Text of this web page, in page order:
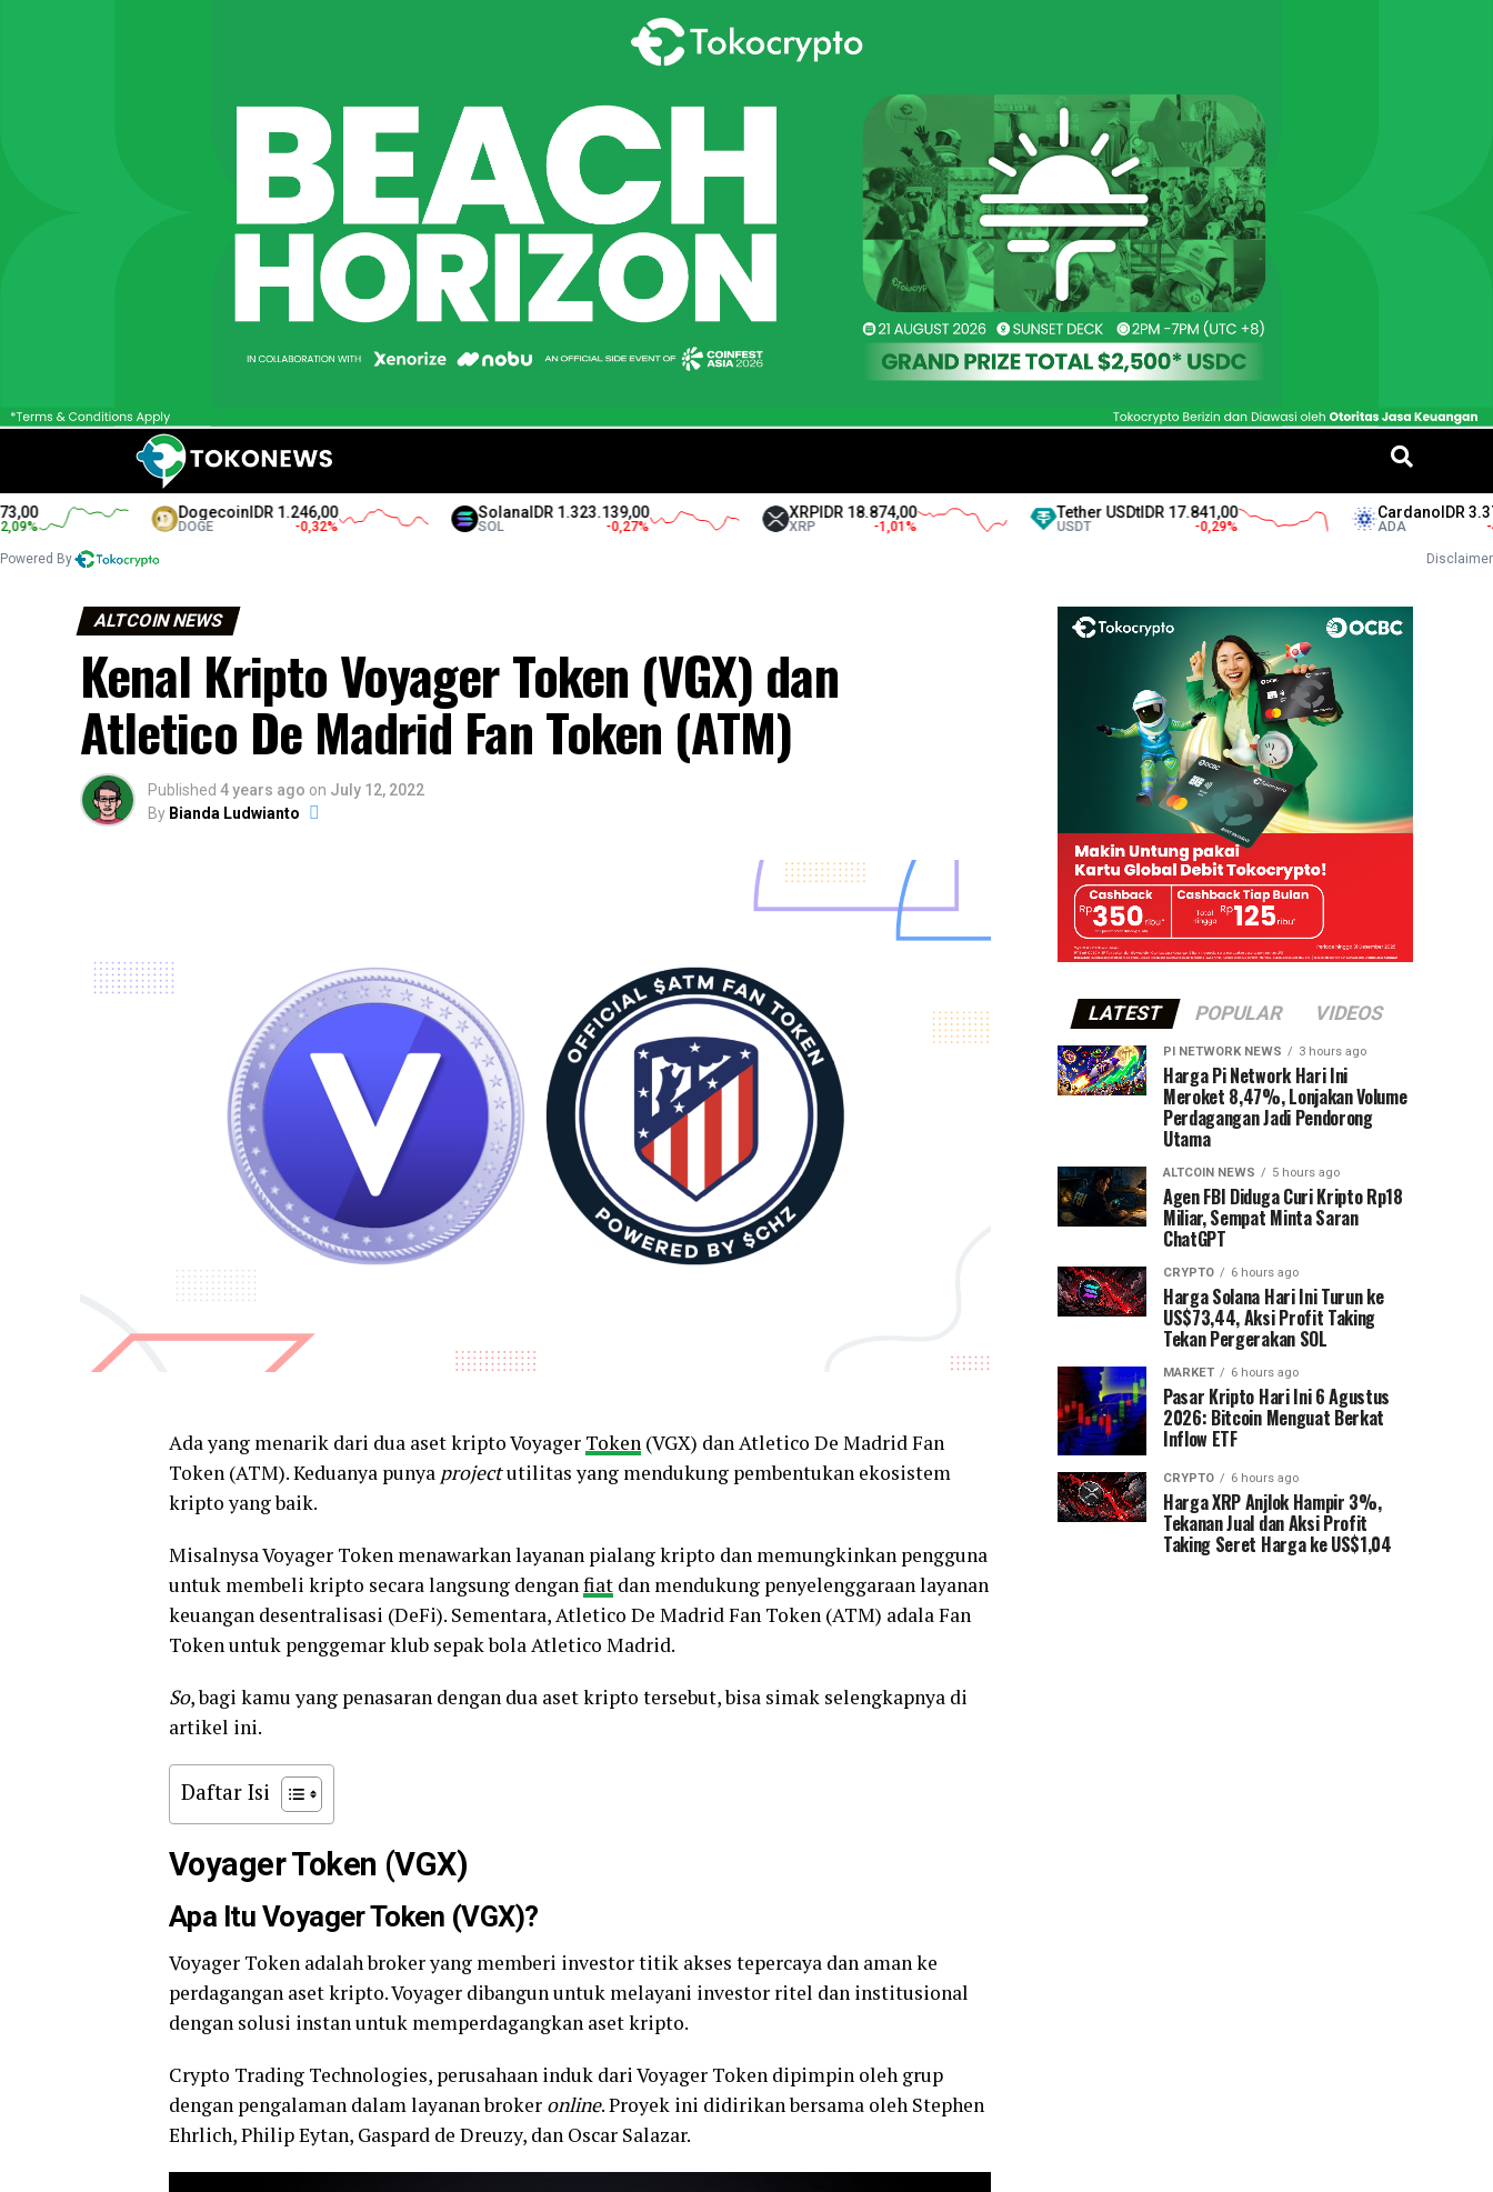
DogecoinIDR 1.246,00
DOGE
SolanaIDR 1.323.139,00
SOL
XRPIDR 18.874,00
XRP
Tether USDtIDR 17.841,00
USDT
CardanoIDR 3.374,00
ADA
Powered By Disclaimer
ALTCOIN NEWS
Kenal Kripto Voyager Token (VGX) dan
Atletico De Madrid Fan Token (ATM)
Published 4 years ago on July 12, 2022
By Bianda Ludwianto
Ada yang menarik dari dua aset kripto Voyager Token (VGX) dan Atletico De Madrid Fan
Token (ATM). Keduanya punya projectutilitas yang mendukung pembentukan ekosistem
kripto yang baik.
Misalnysa Voyager Token menawarkan layanan pialang kripto dan memungkinkan pengguna
untuk membeli kripto secara langsung denganfiat dan mendukung penyelenggaraan layanan
keuangan desentralisasi (DeFi). Sementara, Atletico De Madrid Fan Token (ATM) adala Fan
Token untuk penggemar klub sepak bola Atletico Madrid.
So, bagi kamu yang penasaran dengan dua aset kripto tersebut, bisa simak selengkapnya di
artikel ini.
Daftar Isi
Voyager Token (VGX)
Apa Itu Voyager Token (VGX)?
Voyager Token adalah broker yang memberi investor titik akses tepercaya dan aman ke
perdagangan aset kripto. Voyager dibangun untuk melayani investor ritel dan institusional
dengan solusi instan untuk memperdagangkan aset kripto.
Crypto Trading Technologies, perusahaan induk dari Voyager Token dipimpin oleh grup
dengan pengalaman dalam layanan broker online. Proyek ini didirikan bersama oleh Stephen
Ehrlich, Philip Eytan, Gaspard de Dreuzy, dan Oscar Salazar.
LATEST POPULAR VIDEOS
PI NETWORK NEWS 3 hours ago
Harga Pi Network Hari Ini
Meroket 8,47%, Lonjakan Volume
Perdagangan Jadi Pendorong
Utama
ALTCOIN NEWS 5 hours ago
Agen FBI Diduga Curi Kripto Rp18
Miliar, Sempat Minta Saran
ChatGPT
CRYPTO 6 hours ago
Harga Solana Hari Ini Turun ke
US$73,44, Aksi Profit Taking
Tekan Pergerakan SOL
MARKET 6 hours ago
Pasar Kripto Hari Ini 6 Agustus
2026: Bitcoin Menguat Berkat
Inflow ETF
CRYPTO 6 hours ago
Harga XRP Anjlok Hampir 3%,
Tekanan Jual dan Aksi Profit
Taking Seret Harga ke US$1,04